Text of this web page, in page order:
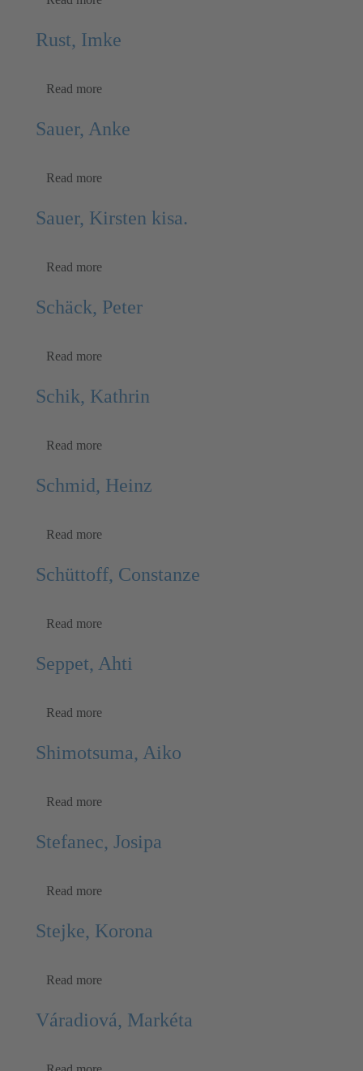
Rust, Imke
Read more
Sauer, Anke
Read more
Sauer, Kirsten kisa.
Read more
Schäck, Peter
Read more
Schik, Kathrin
Read more
Schmid, Heinz
Read more
Schüttoff, Constanze
Read more
Seppet, Ahti
Read more
Shimotsuma, Aiko
Read more
Stefanec, Josipa
Read more
Stejke, Korona
Read more
Váradiová, Markéta